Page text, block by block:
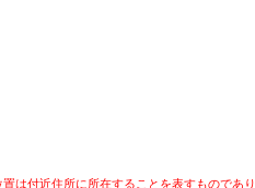
は付近住所に所在することを表すものであ